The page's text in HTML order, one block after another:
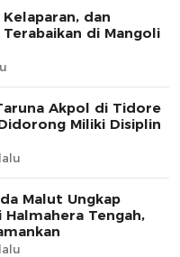
dan
di Mangoli
Akpol di Tidore
Miliki Disiplin
Malut Ungkap
Tengah,